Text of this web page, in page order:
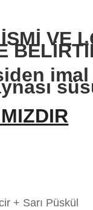
VE
+ Sarı Püskül